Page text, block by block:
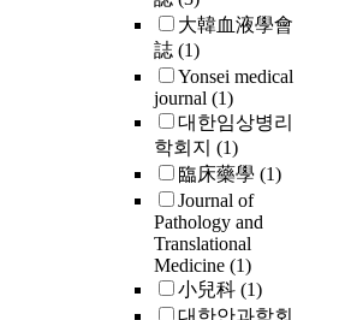
大韓血液學會
誌 (1)
Yonsei medical
journal (1)
대한임상병리
학회지 (1)
臨床藥學 (1)
Journal of
Pathology and
Translational
Medicine (1)
小兒科 (1)